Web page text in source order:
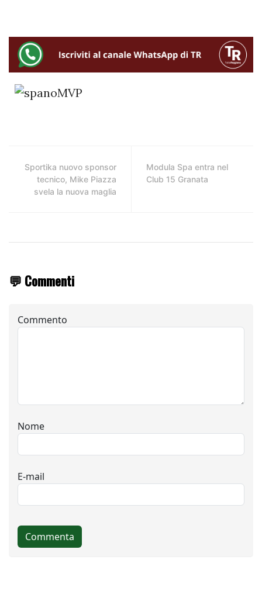
Sportika nuovo sponsor
tecnico, Mike Piazza
svela la nuova maglia
Modula Spa entra nel
Club 15 Granata
💬 Commenti